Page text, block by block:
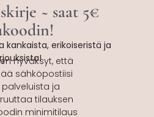
~ saat 5€
kankaista, erikoiseristä ja
hyväksyt, että
sähköpostiisi
ja
tilauksen
minimitilaus